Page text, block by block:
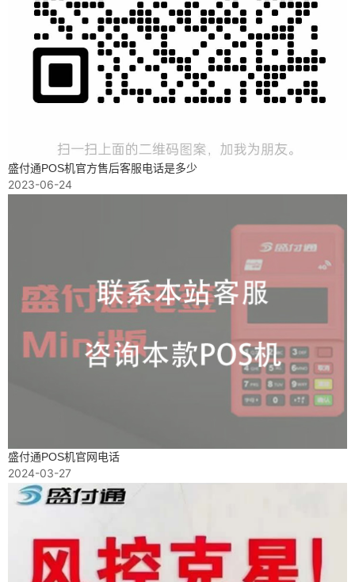
盛付通POS机官方售后客服电话是多少
2023-06-24
盛付通POS机官网电话
2024-03-27